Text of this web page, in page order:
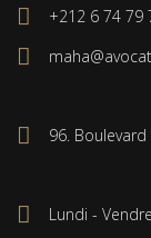
+212 6 74 79
96.
Lundi -